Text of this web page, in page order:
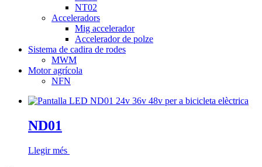
NT02
Acceleradors
Mig accelerador
Accelerador de polze
Sistema de cadira de rodes
MWM
Motor agrícola
NFN
ND01
Llegir més